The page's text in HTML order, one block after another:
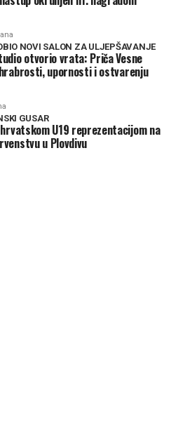
NOVI SALON ZA ULJEPŠAVANJE
otvorio vrata: Priča Vesne
upornosti i ostvarenju
GUSAR
U19 reprezentacijom na
u Plovdivu